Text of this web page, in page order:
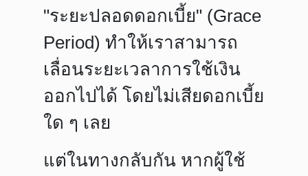
"ระยะปลอดดอกเบี้ย" (Grace
Period) ทำให้เราสามารถ
เลื่อนระยะเวลาการใช้เงิน
ออกไปได้ โดยไม่เสียดอกเบี้ย
ใด ๆ เลย
แต่ในทางกลับกัน หากผู้ใช้